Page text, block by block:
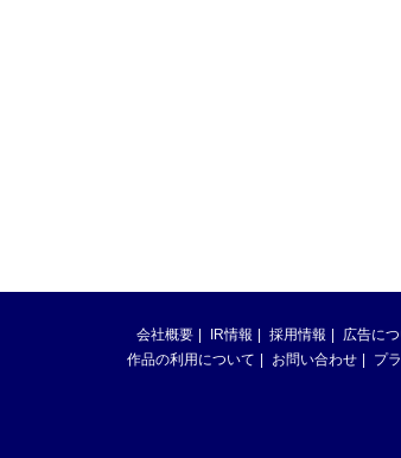
会社概要 IR情報 採用情報 広告に
作品の利用について
お問い合わせ プ